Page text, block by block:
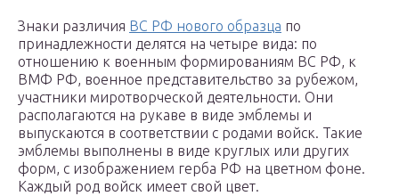
Знаки различия ВС РФ нового образца по
принадлежности делятся на четыре вида: по
отношению к военным формированиям ВС РФ, к
ВМФ РФ, военное представительство за рубежом,
участники миротворческой деятельности. Они
располагаются на рукаве в виде эмблемы и
выпускаются в соответствии с родами войск. Такие
эмблемы выполнены в виде круглых или других
форм, с изображением герба РФ на цветном фоне.
Каждый род войск имеет свой цвет.